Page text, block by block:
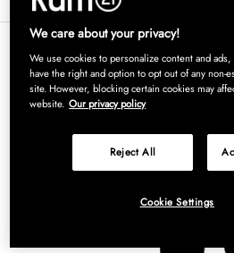
We care about your privacy!
We use cookies to personalize content and
have the right and option to opt out of any non-
site. However, blocking certain cookies may
website. Our privacy policy
Reject All
Cookie Settings